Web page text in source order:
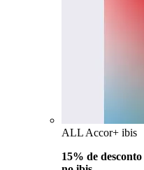
ALL Accor+ ibis
15% de desconto